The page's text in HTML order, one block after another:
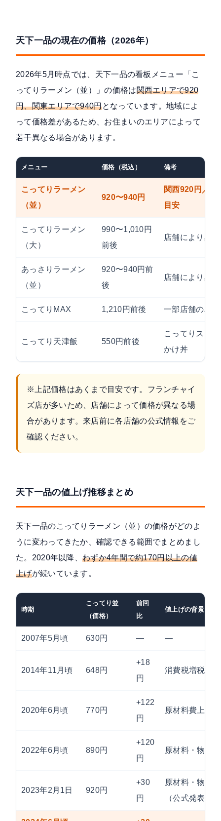
天下一品の現在の価格（2026年）
2026年5月時点では、天下一品の看板メニュー「こ
ってりラーメン（並）」の価格は関西エリアで920
円、関東エリアで940円となっています。地域によ
って価格差があるため、お住まいのエリアによって
若干異なる場合があります。
メニュー 価格（税込） 備考
こってりラーメン
（並）
920〜940円
関西920円／関
目安
こってりラーメン
（大）
990〜1,010円
前後
店舗により異
あっさりラーメン
（並）
920〜940円前
後
店舗により異
こってりMAX 1,210円前後 一部店舗のみ
こってり天津飯 550円前後
こってりスー
かけ丼
※上記価格はあくまで目安です。フランチャイ
ズ店が多いため、店舗によって価格が異なる場
合があります。来店前に各店舗の公式情報をご
確認ください。
天下一品の値上げ推移まとめ
天下一品のこってりラーメン（並）の価格がどのよ
うに変わってきたか、確認できる範囲でまとめまし
た。2020年以降、わずか4年間で約170円以上の値
上げが続いています。
時期
こってり並
（価格）
前回
比
値上げの背景
2007年5月頃 630円 — —
2014年11月頃 648円
+18
円
消費税増税の
2020年6月頃 770円
+122
円
原材料費上昇
2022年6月頃 890円
+120
円
原材料・物流
2023年2月1日 920円
+30
円
原材料・物流
（公式発表）